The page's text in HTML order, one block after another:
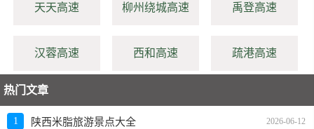
天天高速 柳州绕城高速 禹登高速
汉蓉高速 西和高速 疏港高速
热门文章
1 陕西米脂旅游景点大全 2026-06-12